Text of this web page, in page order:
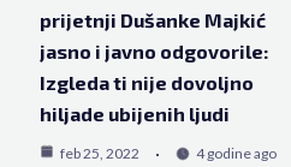
prijetnji Dušanke Majkić
jasno i javno odgovorile:
Izgleda ti nije dovoljno
hiljade ubijenih ljudi
feb 25, 2022 4 godine ago